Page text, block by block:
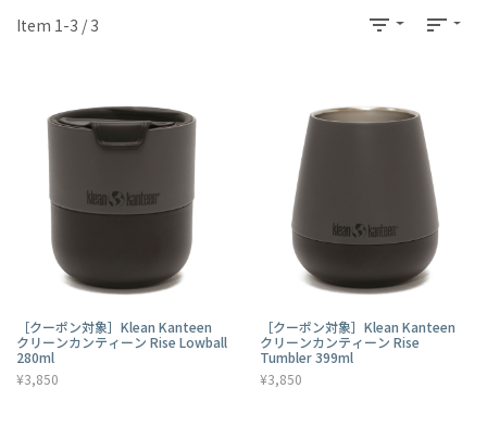
Item 1-3 / 3 filter_list sort
［クーポン対象］Klean Kanteen
クリーンカンティーン Rise Lowball
280ml
¥3,850
［クーポン対象］Klean Kanteen
クリーンカンティーン Rise
Tumbler 399ml
¥3,850